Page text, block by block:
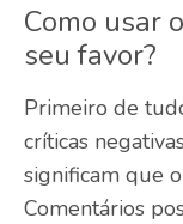
Como usar
seu favor?
Primeiro de
críticas
significam que
Comentários